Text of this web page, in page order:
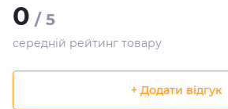
0 / 5
середній рейтинг товару
+ Додати відгук